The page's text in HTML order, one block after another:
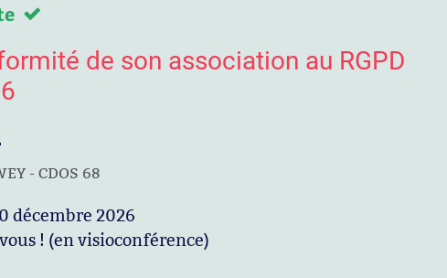
de son association au RGPD
- CDOS 68
décembre 2026
! (en visioconférence)